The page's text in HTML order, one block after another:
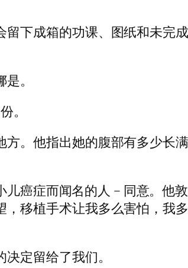
下成箱的功课、图纸和未完成
。
。
。他指出她的腹部有多少长
癌症而闻名的人 – 同意。他
移植手术让我多么害怕，我
定留给了我们。